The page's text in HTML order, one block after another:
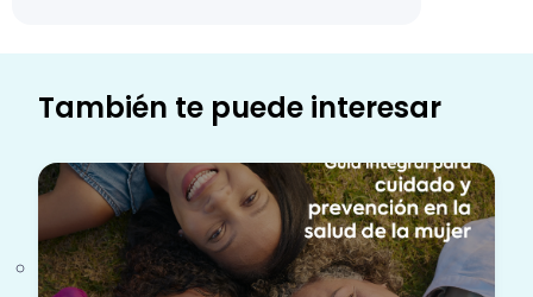
También te puede interesar